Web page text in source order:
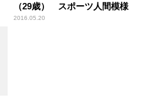
（29歳） スポーツ人間模様
2016.05.20